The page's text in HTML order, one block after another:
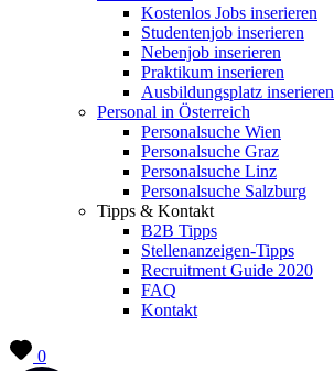
Kostenlos Jobs inserieren
Studentenjob inserieren
Nebenjob inserieren
Praktikum inserieren
Ausbildungsplatz inserieren
Personal in Österreich
Personalsuche Wien
Personalsuche Graz
Personalsuche Linz
Personalsuche Salzburg
Tipps & Kontakt
B2B Tipps
Stellenanzeigen-Tipps
Recruitment Guide 2020
FAQ
Kontakt
0